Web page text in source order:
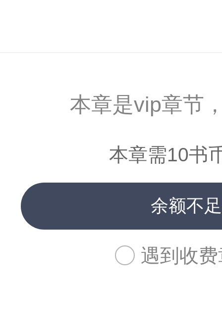
本章是vip章节
本章需10书
余额不
遇到收